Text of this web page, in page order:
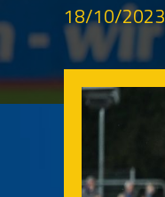
18/10/2023